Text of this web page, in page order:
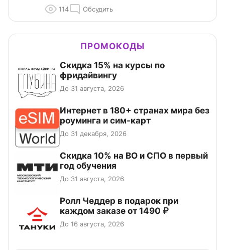
114 Обсудить
ПРОМОКОДЫ
Скидка 15% на курсы по
фридайвингу
До 31 августа, 2026
Интернет в 180+ странах мира без
роуминга и сим-карт
До 31 декабря, 2026
Скидка 10% на ВО и СПО в первый
год обучения
До 31 августа, 2026
Ролл Чеддер в подарок при
каждом заказе от 1490 ₽
До 16 августа, 2026